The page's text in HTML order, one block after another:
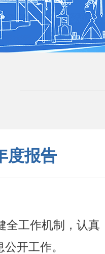
度报告
全工作机制，认真
开工作。